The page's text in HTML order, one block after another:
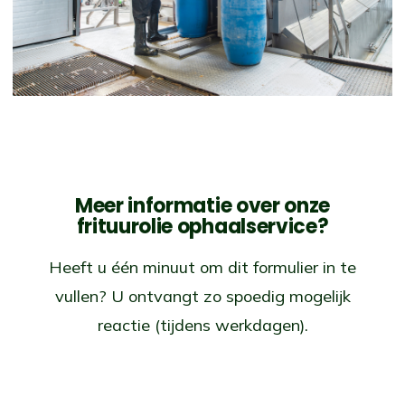
Meer informatie over onze
frituurolie ophaalservice?
Heeft u één minuut om dit formulier in te
vullen? U ontvangt zo spoedig mogelijk
reactie (tijdens werkdagen).